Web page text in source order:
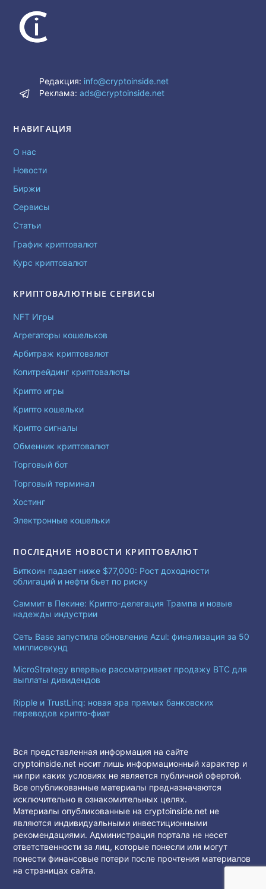
Редакция: info@cryptoinside.net
Реклама:ads@cryptoinside.net
НАВИГАЦИЯ
О нас
Новости
Биржи
Сервисы
Статьи
График криптовалют
Курс криптовалют
КРИПТОВАЛЮТНЫЕ СЕРВИСЫ
NFT Игры
Агрегаторы кошельков
Арбитраж криптовалют
Копитрейдинг криптовалюты
Крипто игры
Крипто кошельки
Крипто сигналы
Обменник криптовалют
Торговый бот
Торговый терминал
Хостинг
Электронные кошельки
ПОСЛЕДНИЕ НОВОСТИ КРИПТОВАЛЮТ
Биткоин падает ниже $77,000: Рост доходности
облигаций и нефти бьет по риску
Саммит в Пекине: Крипто-делегация Трампа и новые
надежды индустрии
Сеть Base запустила обновление Azul: финализация за 50
миллисекунд
MicroStrategy впервые рассматривает продажу BTC для
выплаты дивидендов
Ripple и TrustLinq: новая эра прямых банковских
переводов крипто-фиат
Вся представленная информация на сайте
cryptoinside.net носит лишь информационный характер и
ни при каких условиях не является публичной офертой.
Все опубликованные материалы предназначаются
исключительно в ознакомительных целях.
Материалы опубликованные на cryptoinside.net не
являются индивидуальными инвестиционными
рекомендациями. Администрация портала не несет
ответственности за лиц, которые понесли или могут
понести финансовые потери после прочтения материалов
на страницах сайта.